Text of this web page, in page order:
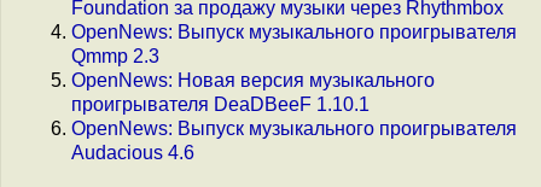
Foundation за продажу музыки через Rhythmbox
OpenNews: Выпуск музыкального проигрывателя
Qmmp 2.3
OpenNews: Новая версия музыкального
проигрывателя DeaDBeeF 1.10.1
OpenNews: Выпуск музыкального проигрывателя
Audacious 4.6